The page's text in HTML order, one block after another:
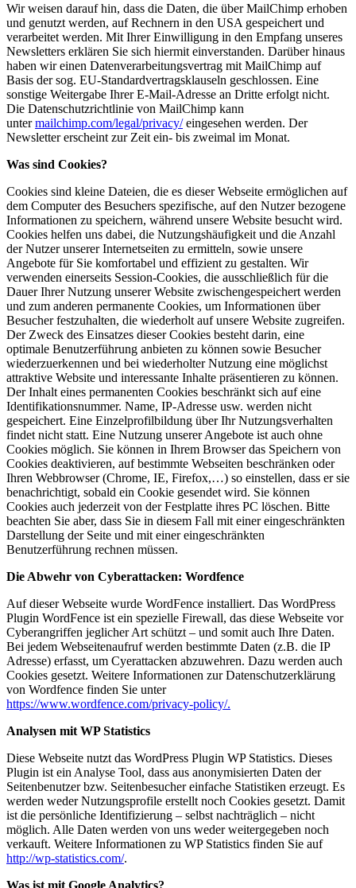
Wir weisen darauf hin, dass die Daten, die über MailChimp erhoben
und genutzt werden, auf Rechnern in den USA gespeichert und
verarbeitet werden. Mit Ihrer Einwilligung in den Empfang unseres
Newsletters erklären Sie sich hiermit einverstanden. Darüber hinaus
haben wir einen Datenverarbeitungsvertrag mit MailChimp auf
Basis der sog. EU-Standardvertragsklauseln geschlossen. Eine
sonstige Weitergabe Ihrer E-Mail-Adresse an Dritte erfolgt nicht.
Die Datenschutzrichtlinie von MailChimp kann
untermailchimp.com/legal/privacy/eingesehen werden. Der
Newsletter erscheint zur Zeit ein- bis zweimal im Monat.
Was sind Cookies?
Cookies sind kleine Dateien, die es dieser Webseite ermöglichen auf
dem Computer des Besuchers spezifische, auf den Nutzer bezogene
Informationen zu speichern, während unsere Website besucht wird.
Cookies helfen uns dabei, die Nutzungshäufigkeit und die Anzahl
der Nutzer unserer Internetseiten zu ermitteln, sowie unsere
Angebote für Sie komfortabel und effizient zu gestalten. Wir
verwenden einerseits Session-Cookies, die ausschließlich für die
Dauer Ihrer Nutzung unserer Website zwischengespeichert werden
und zum anderen permanente Cookies, um Informationen über
Besucher festzuhalten, die wiederholt auf unsere Website zugreifen.
Der Zweck des Einsatzes dieser Cookies besteht darin, eine
optimale Benutzerführung anbieten zu können sowie Besucher
wiederzuerkennen und bei wiederholter Nutzung eine möglichst
attraktive Website und interessante Inhalte präsentieren zu können.
Der Inhalt eines permanenten Cookies beschränkt sich auf eine
Identifikationsnummer. Name, IP-Adresse usw. werden nicht
gespeichert. Eine Einzelprofilbildung über Ihr Nutzungsverhalten
findet nicht statt. Eine Nutzung unserer Angebote ist auch ohne
Cookies möglich. Sie können in Ihrem Browser das Speichern von
Cookies deaktivieren, auf bestimmte Webseiten beschränken oder
Ihren Webbrowser (Chrome, IE, Firefox,…) so einstellen, dass er sie
benachrichtigt, sobald ein Cookie gesendet wird. Sie können
Cookies auch jederzeit von der Festplatte ihres PC löschen. Bitte
beachten Sie aber, dass Sie in diesem Fall mit einer eingeschränkten
Darstellung der Seite und mit einer eingeschränkten
Benutzerführung rechnen müssen.
Die Abwehr von Cyberattacken: Wordfence
Auf dieser Webseite wurde WordFence installiert. Das WordPress
Plugin WordFence ist ein spezielle Firewall, das diese Webseite vor
Cyberangriffen jeglicher Art schützt – und somit auch Ihre Daten.
Bei jedem Webseitenaufruf werden bestimmte Daten (z.B. die IP
Adresse) erfasst, um Cyerattacken abzuwehren. Dazu werden auch
Cookies gesetzt. Weitere Informationen zur Datenschutzerklärung
von Wordfence finden Sie unter
https://www.wordfence.com/privacy-policy/.
Analysen mit WP Statistics
Diese Webseite nutzt das WordPress Plugin WP Statistics. Dieses
Plugin ist ein Analyse Tool, dass aus anonymisierten Daten der
Seitenbenutzer bzw. Seitenbesucher einfache Statistiken erzeugt. Es
werden weder Nutzungsprofile erstellt noch Cookies gesetzt. Damit
ist die persönliche Identifizierung – selbst nachträglich – nicht
möglich. Alle Daten werden von uns weder weitergegeben noch
verkauft. Weitere Informationen zu WP Statistics finden Sie auf
http://wp-statistics.com/.
Was ist mit Google Analytics?